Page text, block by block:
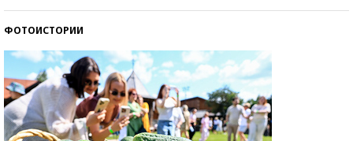
ФОТОИСТОРИИ